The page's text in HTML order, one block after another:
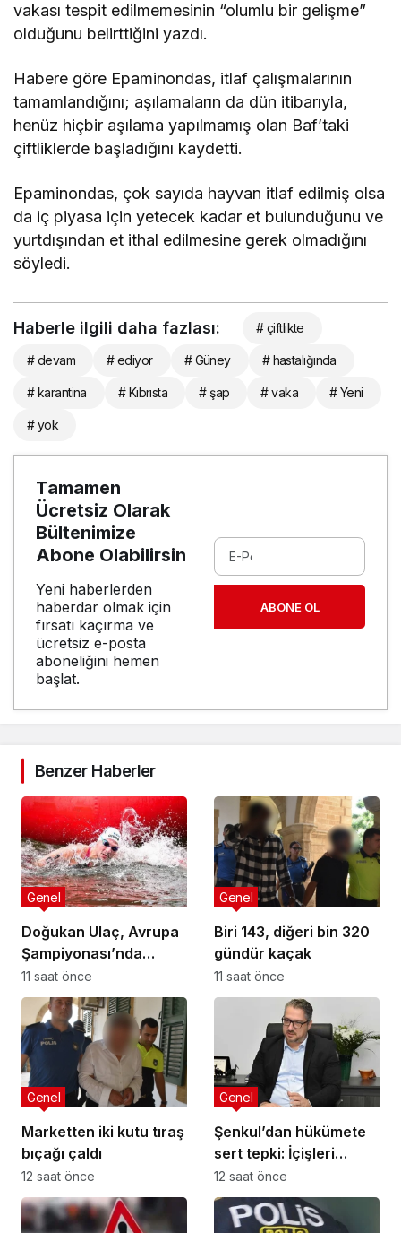
vakası tespit edilmemesinin “olumlu bir gelişme”
olduğunu belirttiğini yazdı.
Habere göre Epaminondas, itlaf çalışmalarının
tamamlandığını; aşılamaların da dün itibarıyla,
henüz hiçbir aşılama yapılmamış olan Baf’taki
çiftliklerde başladığını kaydetti.
Epaminondas, çok sayıda hayvan itlaf edilmiş olsa
da iç piyasa için yetecek kadar et bulunduğunu ve
yurtdışından et ithal edilmesine gerek olmadığını
söyledi.
Haberle ilgili daha fazlası: # çiftlikte
# devam # ediyor # Güney # hastalığında
# karantina # Kıbrısta # şap # vaka # Yeni
# yok
Tamamen
Ücretsiz Olarak
Bültenimize
Abone Olabilirsin
Yeni haberlerden
haberdar olmak için
fırsatı kaçırma ve
ücretsiz e-posta
aboneliğini hemen
başlat.
ABONE OL
Benzer Haberler
Doğukan Ulaç, Avrupa
Şampiyonası’nda
Türkiye Milli Takımı ile
mücadele etti
Genel
11 saat önce
Biri 143, diğeri bin 320
gündür kaçak
Genel
11 saat önce
Marketten iki kutu tıraş
bıçağı çaldı
Genel
12 saat önce
Şenkul’dan hükümete
sert tepki: İçişleri
Bakanı nerede,
Başbakan nerede?
Genel
12 saat önce